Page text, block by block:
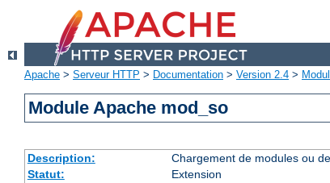
Apache > Serveur HTTP > Documentation > Version 2.4 >
Module Apache mod_so
Description:
Chargement de modules ou
Statut:
Extension